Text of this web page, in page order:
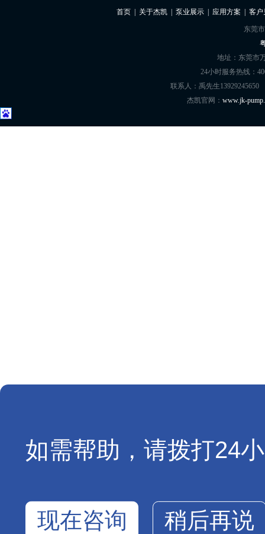
首页 关于杰凯 泵业展示 应用方案 客户
东莞
地址：东莞市
24小时服务热线：
联系人：禹先生13929245650
杰凯官网： www.jk-
如需帮助，请拨打24
现在咨询 稍后再说